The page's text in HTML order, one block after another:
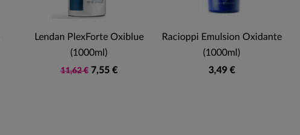
Lendan PlexForte Oxiblue
(1000ml)
11,62 € 7,55 €
Racioppi Emulsion Oxidante
(1000ml)
3,49 €